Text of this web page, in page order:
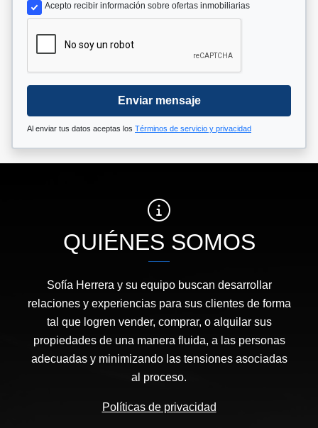
Acepto recibir información sobre ofertas inmobiliarias
Enviar mensaje
Al enviar tus datos aceptas los Términos de servicio y privacidad
QUIÉNES SOMOS
Sofía Herrera y su equipo buscan desarrollar
relaciones y experiencias para sus clientes de forma
tal que logren vender, comprar, o alquilar sus
propiedades de una manera fluida, a las personas
adecuadas y minimizando las tensiones asociadas
al proceso.
Políticas de privacidad